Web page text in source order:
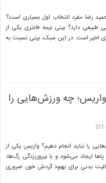
حمید رضا مفرد انتخاب اول بسیاری است؟
طبیعی دارد؟ بینی نیمه فانتزی یکی از
اخیر است. در این سبک، بینی نسبت به
چه ورزش‌هایی را
511
را نباید انجام دهیم؟ واریس یکی از
ایجاد می‌شود و با بیرون‌زدگی رگ‌ها،
بدنی برای بهبود گردش خون ضروری